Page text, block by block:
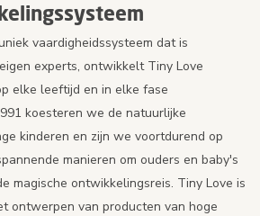
vaardigheidssysteem dat is
experts, ontwikkelt Tiny Love
elke leeftijd en in elke fase
koesteren we de natuurlijke
kinderen en zijn we voortdurend op
manieren om ouders en baby's
magische ontwikkelingsreis. Tiny Love is
ontwerpen van producten van hoge